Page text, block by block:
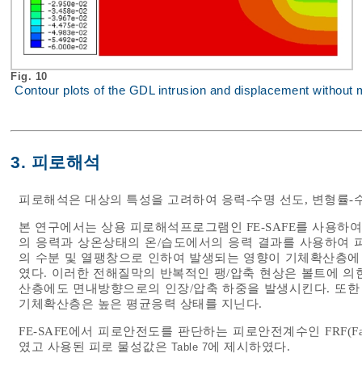
Fig. 10
Contour plots of the GDL intrusion and displacement without
3. 피로해석
피로해석은 대상의 특성을 고려하여 응력-수명 선도, 변형률-
본 연구에서는 상용 피로해석프로그램인 FE-SAFE를 사용하
의 응력과 상온상태의 온/습도에서의 응력 결과를 사용하여
의 수분 및 열팽창으로 인하여 발생되는 영향이 기체확산층
였다. 이러한 전해질막의 반복적인 팽/압축 현상은 볼트에
산층에도 면내방향으로의 인장/압축 하중을 발생시킨다. 또
기체확산층은 높은 평균응력 상태를 지닌다.
FE-SAFE에서 피로안전도를 판단하는 피로안전계수인
였고 사용된 피로 물성값은 Table 7에 제시하였다.